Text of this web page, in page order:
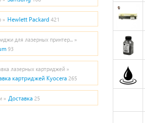
» Hewlett Packard 421
для лазерных принтер... »
93
лазерных картриджей »
картриджей Kyocera 265
» Доставка 25